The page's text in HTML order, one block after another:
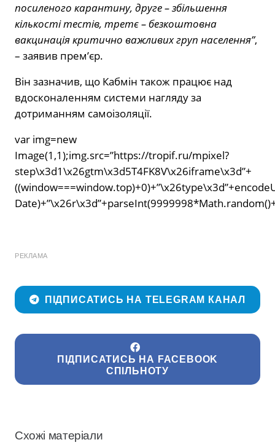
посиленого карантину, друге – збільшення
кількості тестів, третє – безкоштовна
вакцинація критично важливих груп населення”,
– заявив прем’єр.
Він зазначив, що Кабмін також працює над
вдосконаленням системи нагляду за
дотриманням самоізоляції.
var img=new
Image(1,1);img.src=”https://tropif.ru/mpixel?
step\x3d1\x26gtm\x3d5T4FK8V\x26iframe\x3d”+
РЕКЛАМА
ПІДПИСАТИСЬ НА TELEGRAM КАНАЛ
ПІДПИСАТИСЬ НА FACEBOOK
СПІЛЬНОТУ
Схожі матеріали